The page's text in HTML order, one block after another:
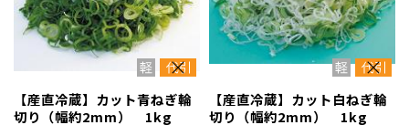
【産直冷蔵】カット青ねぎ輪
切り（幅約2mm） 1kg
【産直冷蔵】カット白ねぎ輪
切り（幅約2mm） 1kg